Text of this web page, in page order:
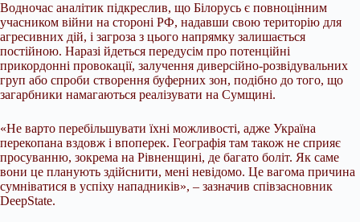
Водночас аналітик підкреслив, що Білорусь є повноцінним
учасником війни на стороні РФ, надавши свою територію для
агресивних дій, і загроза з цього напрямку залишається
постійною. Наразі йдеться передусім про потенційні
прикордонні провокації, залучення диверсійно-розвідувальних
груп або спроби створення буферних зон, подібно до того, що
загарбники намагаються реалізувати на Сумщині.
«Не варто перебільшувати їхні можливості, адже Україна
перекопана вздовж і впоперек. Географія там також не сприяє
просуванню, зокрема на Рівненщині, де багато боліт. Як саме
вони це планують здійснити, мені невідомо. Це вагома причина
сумніватися в успіху нападників», – зазначив співзасновник
DeepState.